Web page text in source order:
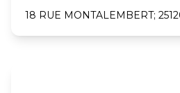
18 RUE MONTALEMBERT;